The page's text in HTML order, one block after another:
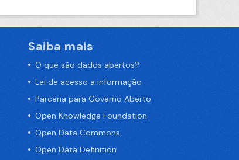
Saiba mais
O que são dados abertos?
Lei de acesso a informação
Parceria para Governo Aberto
Open Knowledge Foundation
Open Data Commons
Open Data Definition